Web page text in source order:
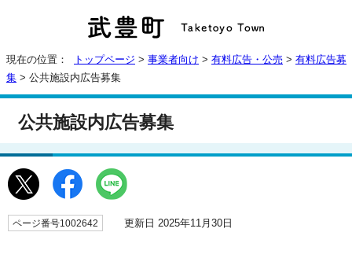
現在の位置： トップページ > 事業者向け > 有料広告・公売 > 有料広告募
集 > 公共施設内広告募集
公共施設内広告募集
ページ番号1002642 更新日 2025年11月30日